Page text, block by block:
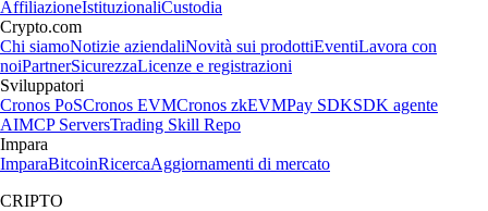
AffiliazioneIstituzionaliCustodia
Crypto.com
Chi siamoNotizie aziendaliNovità sui prodottiEventiLavora con
noiPartnerSicurezzaLicenze e registrazioni
Sviluppatori
Cronos PoSCronos EVMCronos zkEVMPay SDKSDK agente
AIMCP ServersTrading Skill Repo
Impara
ImparaBitcoinRicercaAggiornamenti di mercato
CRIPTO